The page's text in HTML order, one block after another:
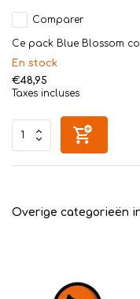
Comparer
Ce pack Blue Blossom
En stock
€48,95
Taxes incluses
Overige categorieën